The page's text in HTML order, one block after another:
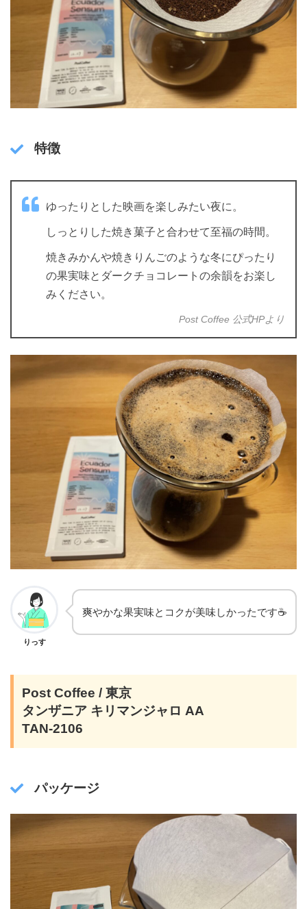
特徴
ゆったりとした映画を楽しみたい夜に。
しっとりした焼き菓子と合わせて至福の時間。
焼きみかんや焼きりんごのような冬にぴったり
の果実味とダークチョコレートの余韻をお楽し
みください。
Post Coffee 公式HPより
りっす
爽やかな果実味とコクが美味しかったです☕️
Post Coffee / 東京
タンザニア キリマンジャロ AA
TAN-2106
パッケージ